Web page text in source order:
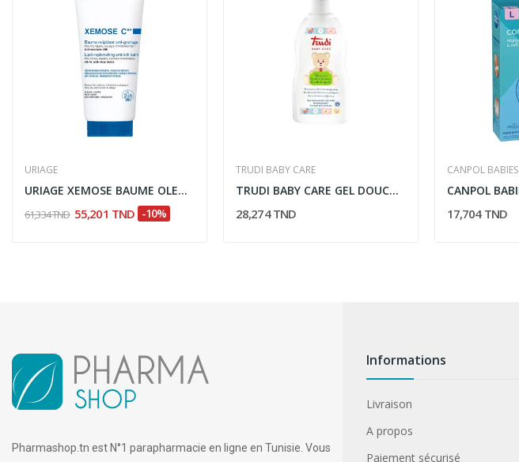
URIAGE
URIAGE XEMOSE BAUME OLEO APAISANT 200ML
61,334 TND 55,201 TND -10%
TRUDI BABY CARE
TRUDI BABY CARE GEL DOUCHE ET SHAMPOING 500 ML
28,274 TND
CANPOL BABIES
17,704 TND
Pharmashop.tn est N°1 parapharmacie en ligne en Tunisie. Vous
Informations
Livraison
A propos
Paiement sécurisé